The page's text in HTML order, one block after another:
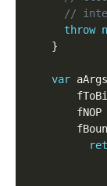
throw
}
var aArgs
		fNOP